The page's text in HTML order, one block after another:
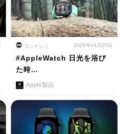
コンテンツ 2026年04月25日
#AppleWatch 日光を浴び
た時…
Apple製品